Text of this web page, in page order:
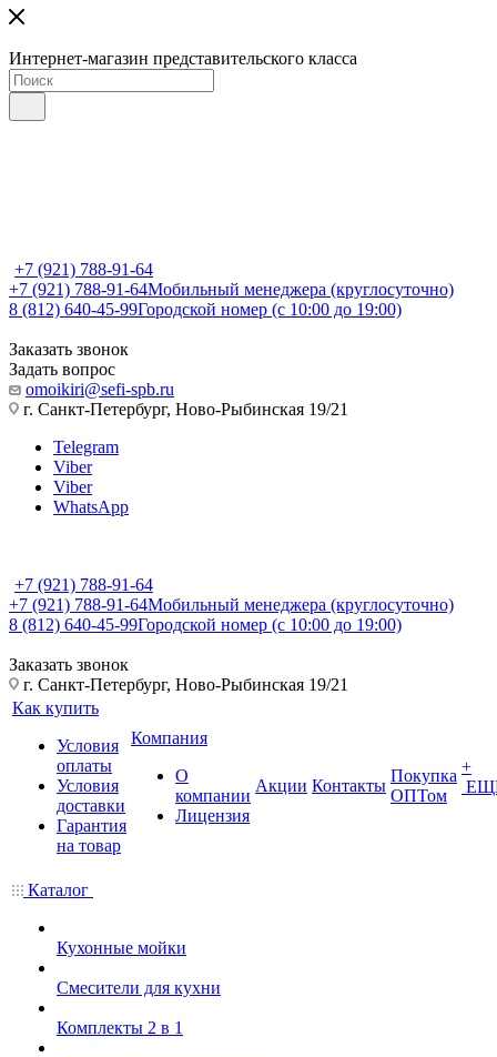
Интернет-магазин представительского класса
+7 (921) 788-91-64
+7 (921) 788-91-64Мобильный менеджера (круглосуточно)
8 (812) 640-45-99Городской номер (с 10:00 до 19:00)
Заказать звонок
Задать вопрос
omoikiri@sefi-spb.ru
г. Санкт-Петербург, Ново-Рыбинская 19/21
Telegram
Viber
Viber
WhatsApp
+7 (921) 788-91-64
+7 (921) 788-91-64Мобильный менеджера (круглосуточно)
8 (812) 640-45-99Городской номер (с 10:00 до 19:00)
Заказать звонок
г. Санкт-Петербург, Ново-Рыбинская 19/21
Как купить
Условия
оплаты
Условия
доставки
Гарантия
на товар
Компания
О
компании
Лицензия
Акции Контакты
Покупка
ОПТом
+
Каталог
Кухонные мойки
Смесители для кухни
Комплекты 2 в 1